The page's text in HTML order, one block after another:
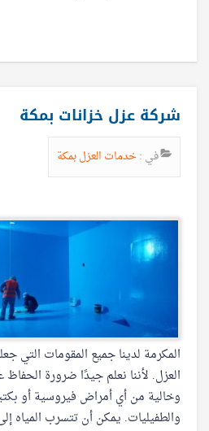
شركة عزل خزانات بمكة
في : خدمات العزل بمكة
المكرمة لدينا جميع المقومات التي
العزل. لأننا نعلم جيدًا ضرورة
وخالية من أي أمراض فيروسية أو
والطفيليات. يمكن أن تتسرب المياه